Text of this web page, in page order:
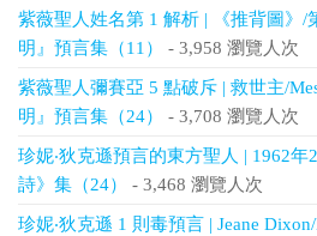
紫薇聖人姓名第 1 解析 | 《推背圖》/
明』預言集（11）
- 3,958 瀏覽人次
紫薇聖人彌賽亞 5 點破斥 | 救世主/
明』預言集（24）
- 3,708 瀏覽人次
珍妮‧狄克遜預言的東方聖人 | 1962
詩》集（24）
- 3,468 瀏覽人次
珍妮‧狄克遜 1 則毒預言 | Jeane